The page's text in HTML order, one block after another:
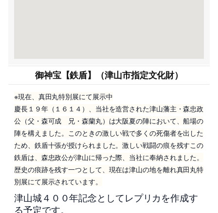
御神宝【鉄盾】（津山市指定文化財）
※現在、真田丸特別展にて展示中
慶長１９年（１６１４）、当社を造営された津山藩主・森忠政
公（父・森可成 兄・森蘭丸）は大阪夏の陣において、船場の
陣を構えました。このときの激しい戦で多くの死傷者を出した
ため、鉄盾十張が授けられました。激しい戦闘の痕を残すこの
鉄盾は、森忠政公が津山に帰った際、当社に奉納されました。
歴史の痕跡を残す一つとして、現在は津山の地を離れ真田丸特
別展にて展示されています。
津山城４００年記念としてレプリカを作成す
る予定です。